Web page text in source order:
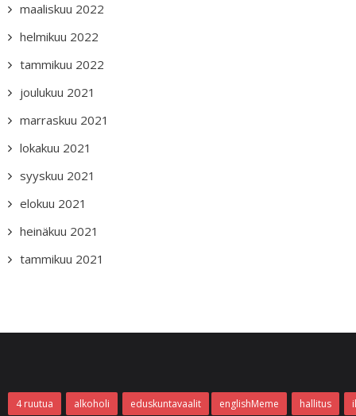
maaliskuu 2022
helmikuu 2022
tammikuu 2022
joulukuu 2021
marraskuu 2021
lokakuu 2021
syyskuu 2021
elokuu 2021
heinäkuu 2021
tammikuu 2021
4 ruutua alkoholi eduskuntavaalit englishMeme hallitus